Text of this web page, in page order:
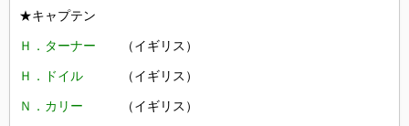
★キャプテン
Ｈ．ターナー （イギリス）
Ｈ．ドイル （イギリス）
Ｎ．カリー （イギリス）